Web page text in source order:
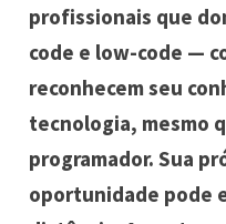
profissionais que
code e low-code —
reconhecem seu
tecnologia, mesmo
programador. Sua
oportunidade pode